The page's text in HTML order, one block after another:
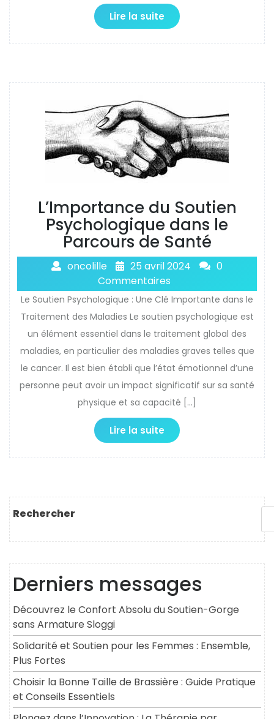
Lire la suite
L’Importance du Soutien
Psychologique dans le
Parcours de Santé
oncolille 25 avril 2024
0
Commentaires
Le Soutien Psychologique : Une Clé Importante dans le
Traitement des Maladies Le soutien psychologique est
un élément essentiel dans le traitement global des
maladies, en particulier des maladies graves telles que
le cancer. Il est bien établi que l’état émotionnel d’une
personne peut avoir un impact significatif sur sa santé
physique et sa capacité […]
Lire la suite
Rechercher
Derniers messages
Découvrez le Confort Absolu du Soutien-Gorge
sans Armature Sloggi
Solidarité et Soutien pour les Femmes : Ensemble,
Plus Fortes
Choisir la Bonne Taille de Brassière : Guide Pratique
et Conseils Essentiels